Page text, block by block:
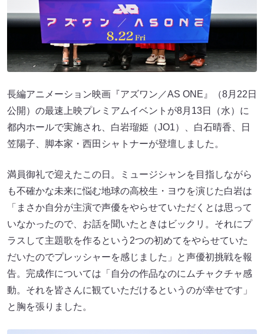
長編アニメーション映画『アズワン／AS ONE』（8月22日
公開）の最速上映プレミアムイベントが8月13日（水）に
都内ホールで実施され、白岩瑠姫（JO1）、白石晴香、日
笠陽子、脚本家・西田シャトナーが登壇しました。
満員御礼で迎えたこの日。ミュージシャンを目指しながら
も不確かな未来に悩む地球の高校生・ヨウを演じた白岩は
「まさか自分が主演で声優をやらせていただくとは思って
いなかったので、お話を聞いたときはビックリ。それにプ
ラスして主題歌を作るという2つの初めてをやらせていた
だいたのでプレッシャーを感じました」と声優初挑戦を報
告。完成作については「自分の作品なのにムチャクチャ感
動。それを皆さんに観ていただけるというのが幸せです」
と胸を張りました。